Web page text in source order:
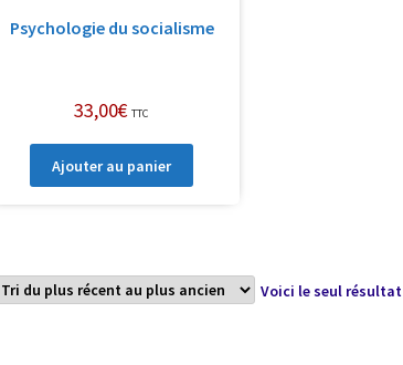
Psychologie du socialisme
33,00€ TTC
Ajouter au panier
Voici le seul résultat